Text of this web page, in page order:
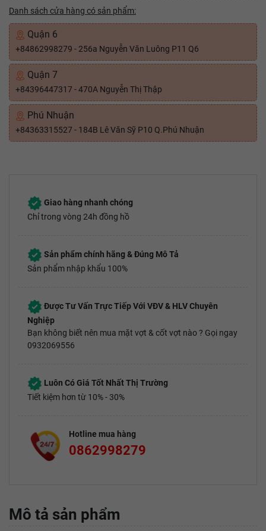
Danh sách cửa hàng có sản phẩm:
Quận 6
+84862998279 - 256a Nguyễn Văn Luông P11 Q6
Quận 7
+84396447317 - 470A Nguyễn Thị Thập
Phú Nhuận
+84363315527 - 184B Lê Văn Sỹ P10 Q.Phú Nhuận
Giao hàng nhanh chóng
Chỉ trong vòng 24h đồng hồ
Sản phẩm chính hãng & Đúng Mô Tả
Sản phẩm nhập khẩu 100%
Được Tư Vấn Trực Tiếp Với VĐV & HLV Chuyên
Nghiệp
Bạn không biết nên mua mặt vợt & cốt vợt nào ? Gọi ngay
0932069556
Luôn Có Giá Tốt Nhất Thị Trường
Tiết kiệm hơn từ 10% - 30%
Hotline mua hàng
0862998279
Mô tả sản phẩm